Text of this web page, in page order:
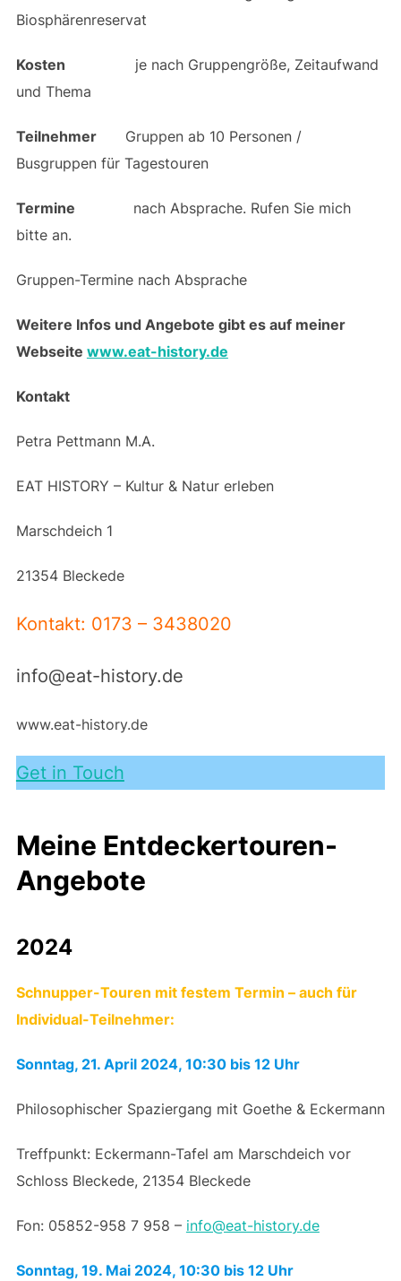
Biosphärenreservat
Kosten
je nach Gruppengröße, Zeitaufwand
und Thema
Teilnehmer Gruppen ab 10 Personen /
Busgruppen für Tagestouren
Termine nach Absprache. Rufen Sie mich
bitte an.
Gruppen-Termine nach Absprache
Weitere Infos und Angebote gibt es auf meiner
Webseite www.eat-history.de
Kontakt
Petra Pettmann M.A.
EAT HISTORY – Kultur & Natur erleben
Marschdeich 1
21354 Bleckede
Kontakt: 0173 – 3438020
info@eat-history.de
www.eat-history.de
Get in Touch
Meine Entdeckertouren-
Angebote
2024
Schnupper-Touren mit festem Termin – auch für
Individual-Teilnehmer:
Sonntag, 21. April 2024, 10:30 bis 12 Uhr
Philosophischer Spaziergang mit Goethe & Eckermann
Treffpunkt: Eckermann-Tafel am Marschdeich vor
Schloss Bleckede, 21354 Bleckede
Fon: 05852-958 7 958 – info@eat-history.de
Sonntag, 19. Mai 2024, 10:30 bis 12 Uhr